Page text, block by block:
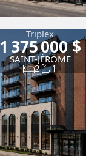
Triplex
1 375 000 $
SAINT-JÉRÔME
2 1